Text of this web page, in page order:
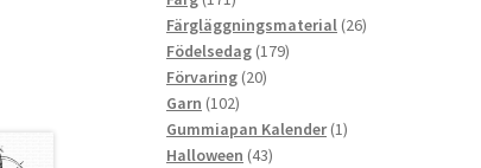
produkter
Färgläggningsmaterial 2626
Födelsedag 179179
Förvaring 2020
Garn 102102
produkter
Gummiapan Kalender 11
Halloween 4343